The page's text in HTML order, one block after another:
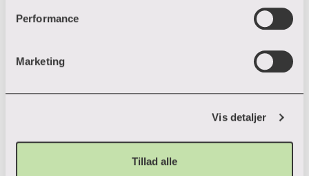
tilladelse til indsamlingen af data og placering af valgfrie
privatlivspolitik
. Hvis du vil vide mere om vores brug af
Performance
Marketing
Vis detaljer
Tillad alle